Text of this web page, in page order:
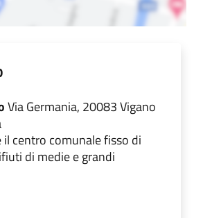
Via Germania, 20083 Vigano
il centro comunale fisso di
di medie e grandi